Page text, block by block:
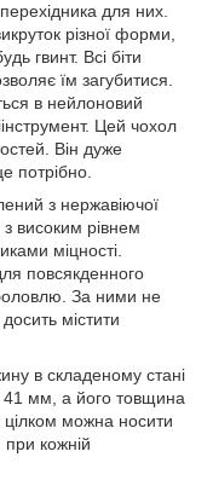
для них.
різної форми,
гвинт. Всі біти
їм загубитися.
в нейлоновий
Цей чохол
Він дуже
потрібно.
з нержавіючої
високим рівнем
міцності.
повсякденного
За ними не
містити
в складеному стані
мм, а його товщина
можна носити
кожній